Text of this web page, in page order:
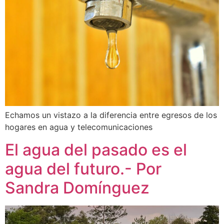
Echamos un vistazo a la diferencia entre egresos de los
hogares en agua y telecomunicaciones
El agua del pasado es el
agua del futuro.- Por
Sandra Domínguez